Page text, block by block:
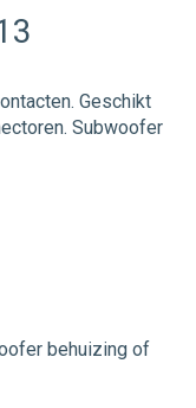
Geschikt
Subwoofer
behuizing of